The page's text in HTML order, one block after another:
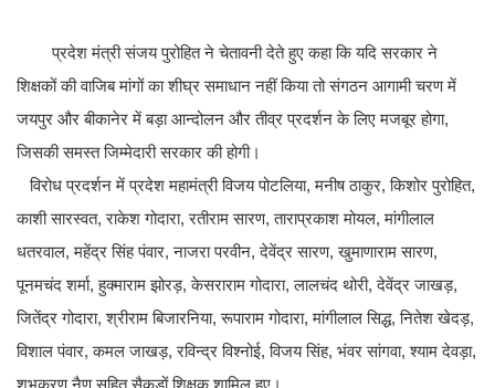
प्रदेश मंत्री संजय पुरोहित ने चेतावनी देते हुए कहा कि यदि सरकार ने
शिक्षकों की वाजिब मांगों का शीघ्र समाधान नहीं किया तो संगठन आगामी चरण में
जयपुर और बीकानेर में बड़ा आन्दोलन और तीव्र प्रदर्शन के लिए मजबूर होगा,
जिसकी समस्त जिम्मेदारी सरकार की होगी।
विरोध प्रदर्शन में प्रदेश महामंत्री विजय पोटलिया, मनीष ठाकुर, किशोर पुरोहित,
काशी सारस्वत, राकेश गोदारा, रतीराम सारण, ताराप्रकाश मोयल, मांगीलाल
धतरवाल, महेंद्र सिंह पंवार, नाजरा परवीन, देवेंद्र सारण, खुमाणाराम सारण,
पूनमचंद शर्मा, हुक्माराम झोरड़, केसराराम गोदारा, लालचंद थोरी, देवेंद्र जाखड़,
जितेंद्र गोदारा, श्रीराम बिजारनिया, रूपाराम गोदारा, मांगीलाल सिद्ध, नितेश खेदड़,
विशाल पंवार, कमल जाखड़, रविन्द्र विश्नोई, विजय सिंह, भंवर सांगवा, श्याम देवड़ा,